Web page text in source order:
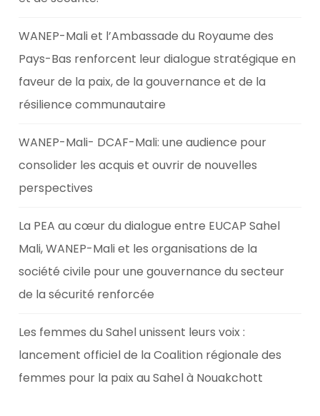
WANEP-Mali et l’Ambassade du Royaume des
Pays-Bas renforcent leur dialogue stratégique en
faveur de la paix, de la gouvernance et de la
résilience communautaire
WANEP-Mali- DCAF-Mali: une audience pour
consolider les acquis et ouvrir de nouvelles
perspectives
La PEA au cœur du dialogue entre EUCAP Sahel
Mali, WANEP-Mali et les organisations de la
société civile pour une gouvernance du secteur
de la sécurité renforcée
Les femmes du Sahel unissent leurs voix :
lancement officiel de la Coalition régionale des
femmes pour la paix au Sahel à Nouakchott